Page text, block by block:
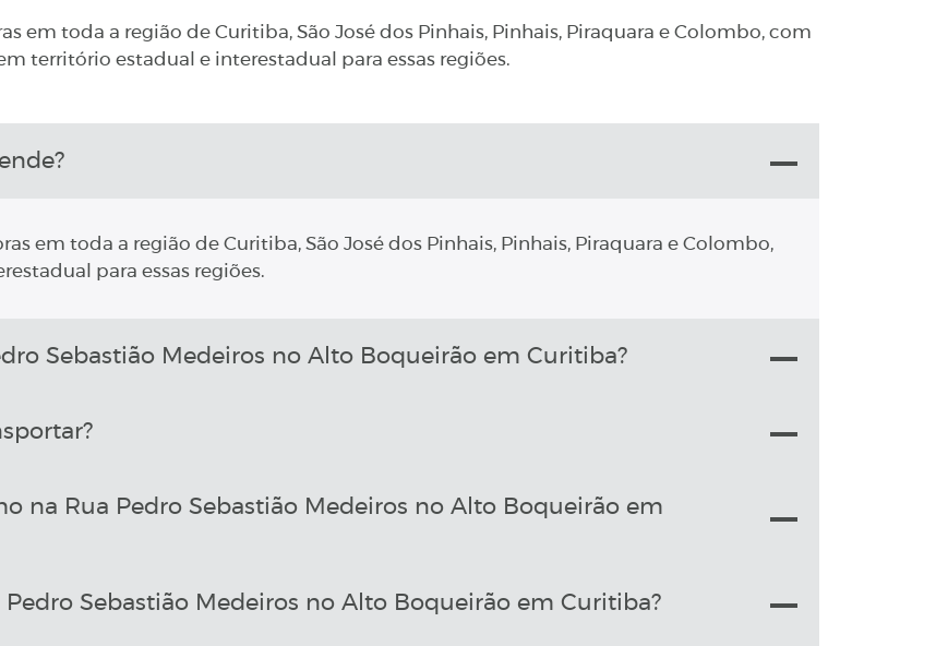
em toda a região de Curitiba, São José dos Pinhais, Pinhais, Piraquara e Colombo, com
território estadual e interestadual para essas regiões.
em toda a região de Curitiba, São José dos Pinhais, Pinhais, Piraquara e Colombo,
para essas regiões.
Sebastião Medeiros no Alto Boqueirão em Curitiba?
na Rua Pedro Sebastião Medeiros no Alto Boqueirão em
Sebastião Medeiros no Alto Boqueirão em Curitiba?